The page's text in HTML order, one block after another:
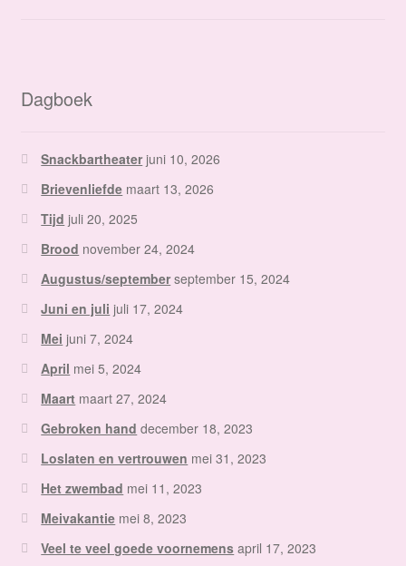
Dagboek
Snackbartheater juni 10, 2026
Brievenliefde maart 13, 2026
Tijd juli 20, 2025
Brood november 24, 2024
Augustus/september september 15, 2024
Juni en juli juli 17, 2024
Mei juni 7, 2024
April mei 5, 2024
Maart maart 27, 2024
Gebroken hand december 18, 2023
Loslaten en vertrouwen mei 31, 2023
Het zwembad mei 11, 2023
Meivakantie mei 8, 2023
Veel te veel goede voornemens april 17, 2023